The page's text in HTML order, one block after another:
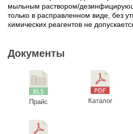
мыльным раствором/
только в расправленном виде, без
химических реагентов не
Документы
Прайс Каталог